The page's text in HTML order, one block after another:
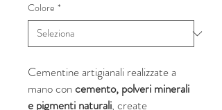
Colore *
Cementine artigianali realizzate a
mano concemento, polveri minerali
e pigmenti naturali, create